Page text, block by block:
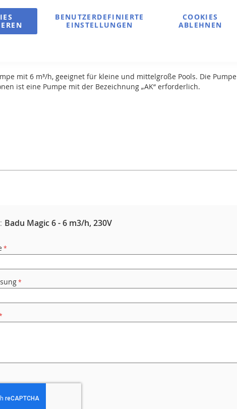
BENUTZERDEFINIERTE
EINSTELLUNGEN
COOKIES
ABLEHNEN
mit 6 m³/h, geeignet für kleine und mittelgroße Pools. Die
ist eine Pumpe mit der Bezeichnung „AK“ erforderlich.
Badu Magic 6 - 6 m3/h, 230V